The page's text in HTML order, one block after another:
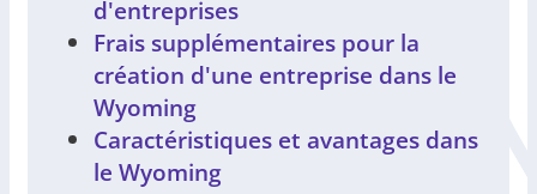
d'entreprises
Frais supplémentaires pour la
création d'une entreprise dans le
Wyoming
Caractéristiques et avantages dans
le Wyoming